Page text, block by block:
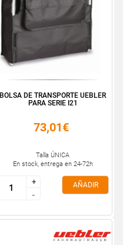
BOLSA DE TRANSPORTE UEBLER
PARA SERIE I21
73,01€
Talla ÚNICA
En stock, entrega en 24-72h
+
-
+
-
AÑADIR